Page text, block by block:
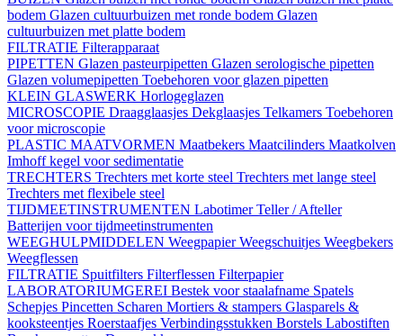
bodem Glazen cultuurbuizen met ronde bodem Glazen
cultuurbuizen met platte bodem
FILTRATIE Filterapparaat
PIPETTEN Glazen pasteurpipetten Glazen serologische pipetten
Glazen volumepipetten Toebehoren voor glazen pipetten
KLEIN GLASWERK Horlogeglazen
MICROSCOPIE Draagglaasjes Dekglaasjes Telkamers Toebehoren
voor microscopie
PLASTIC MAATVORMEN Maatbekers Maatcilinders Maatkolven
Imhoff kegel voor sedimentatie
TRECHTERS Trechters met korte steel Trechters met lange steel
Trechters met flexibele steel
TIJDMEETINSTRUMENTEN LabotimerTeller / Afteller
Batterijen voor tijdmeetinstrumenten
WEEGHULPMIDDELEN WeegpapierWeegschuitjes Weegbekers
Weegflessen
FILTRATIE Spuitfilters Filterflessen Filterpapier
LABORATORIUMGEREI Bestek voor staalafname Spatels
Schepjes Pincetten Scharen Mortiers & stampers Glasparels &
kooksteentjes Roerstaafjes Verbindingsstukken Borstels Labostiften